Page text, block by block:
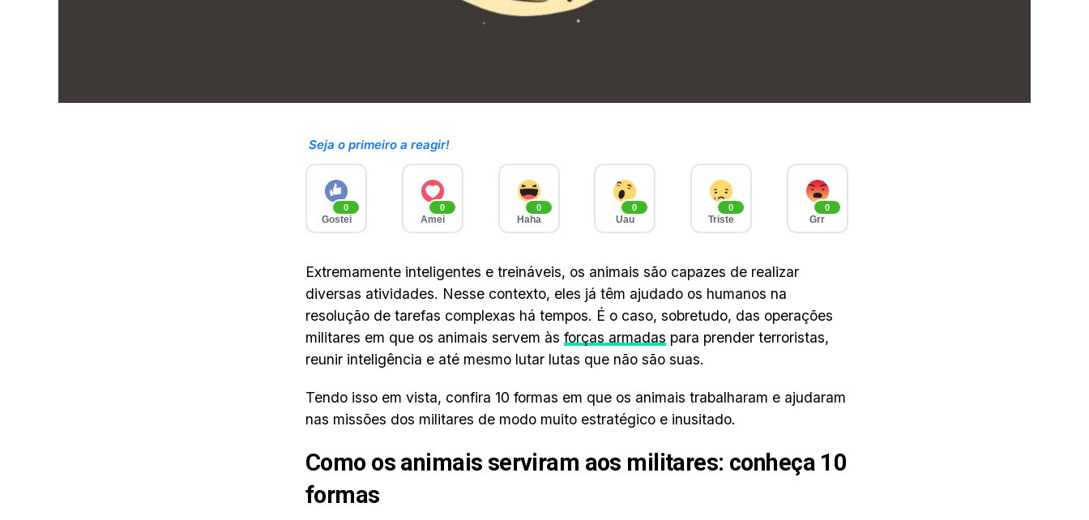
Seja o primeiro a reagir!
0
Gostei
0
Amei
0
Haha
0
Uau
0
Triste
0
Grr
Extremamente inteligentes e treináveis, os animais são capazes de realizar
diversas atividades. Nesse contexto, eles já têm ajudado os humanos na
resolução de tarefas complexas há tempos. É o caso, sobretudo, das operações
militares em que os animais servem às forças armadas para prender terroristas,
reunir inteligência e até mesmo lutar lutas que não são suas.
Tendo isso em vista, confira 10 formas em que os animais trabalharam e ajudaram
nas missões dos militares de modo muito estratégico e inusitado.
Como os animais serviram aos militares: conheça 10
formas